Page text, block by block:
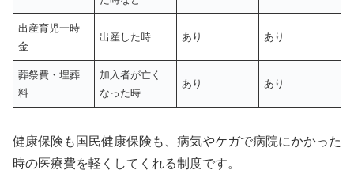
出産育児一時
金
出産した時 あり あり
葬祭費・埋葬
料
加入者が亡く
なった時
あり あり
健康保険も国民健康保険も、病気やケガで病院にかかった
時の医療費を軽くしてくれる制度です。